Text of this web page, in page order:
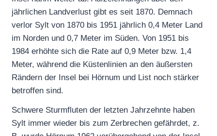
jährlichen Landverlust gibt es seit 1870. Demnach
verlor Sylt von 1870 bis 1951 jährlich 0,4 Meter Land
im Norden und 0,7 Meter im Süden. Von 1951 bis
1984 erhöhte sich die Rate auf 0,9 Meter bzw. 1,4
Meter, während die Küstenlinien an den äußersten
Rändern der Insel bei Hörnum und List noch stärker
betroffen sind.
Schwere Sturmfluten der letzten Jahrzehnte haben
Sylt immer wieder bis zum Zerbrechen gefährdet, z.